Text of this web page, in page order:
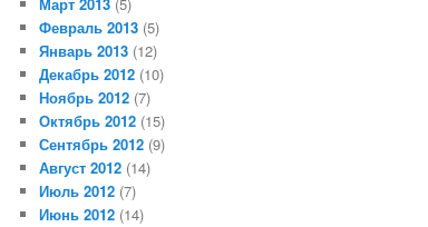
Март 2013 (5)
Февраль 2013 (5)
Январь 2013 (12)
Декабрь 2012 (10)
Ноябрь 2012 (7)
Октябрь 2012 (15)
Сентябрь 2012 (9)
Август 2012 (14)
Июль 2012 (7)
Июнь 2012 (14)